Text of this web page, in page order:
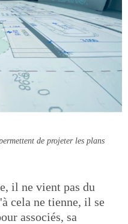
de projeter les plans
il ne vient pas du
cela ne tienne, il se
associés, sa